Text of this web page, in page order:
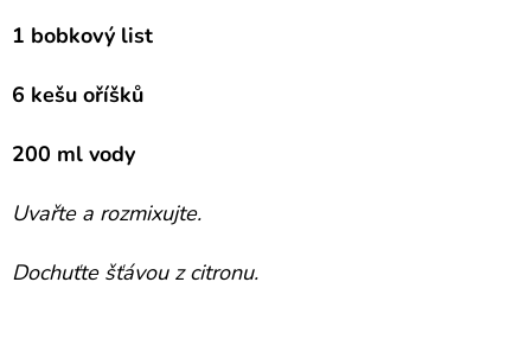
1 bobkový list
6 kešu oříšků
200 ml vody
Uvařte a rozmixujte.
Dochuťte šťávou z citronu.